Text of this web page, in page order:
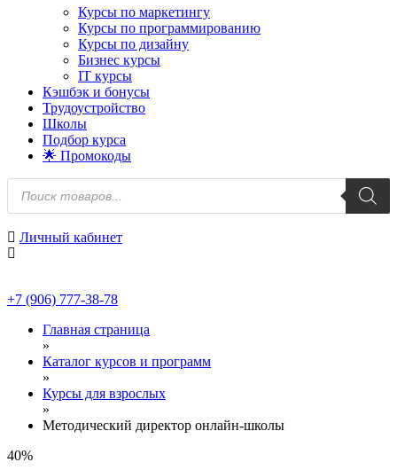
Курсы по маркетингу
Курсы по программированию
Курсы по дизайну
Бизнес курсы
IT курсы
Кэшбэк и бонусы
Трудоустройство
Школы
Подбор курса
🌟 Промокоды
Поиск
товаров
Личный кабинет
+7 (906) 777-38-78
Главная страница
»
Каталог курсов и программ
»
Курсы для взрослых
»
Методический директор онлайн-школы
40%